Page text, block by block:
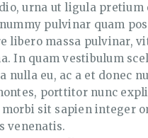
urna ut ligula pretium
pulvinar quam
libero massa pulvinar,
In quam vestibulum
nulla eu, ac a et donec
porttitor nunc
sit sapien integer
venenatis.